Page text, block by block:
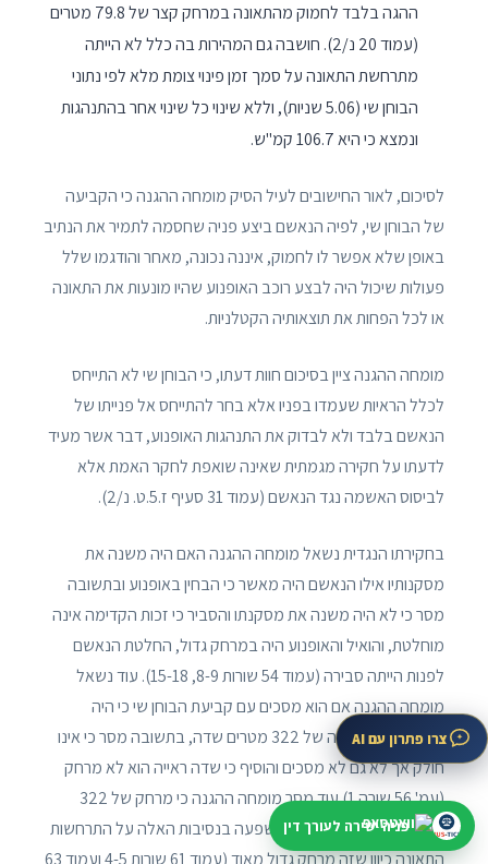
ההגה בלבד לחמוק מהתאונה במרחק קצר של 79.8 מטרים
(עמוד 20 נ/2). חושבה גם המהירות בה כלל לא הייתה
מתרחשת התאונה על סמך זמן פינוי צומת מלא לפי נתוני
הבוחן שי (5.06 שניות), וללא שינוי כל שינוי אחר בהתנהגות
ונמצא כי היא 106.7 קמ"ש.
לסיכום, לאור החישובים לעיל הסיק מומחה ההגנה כי הקביעה
של הבוחן שי, לפיה הנאשם ביצע פניה שחסמה לתמיר את הנתיב
באופן שלא אפשר לו לחמוק, איננה נכונה, מאחר והודגמו שלל
פעולות שיכול היה לבצע רוכב האופנוע שהיו מונעות את התאונה
או לכל הפחות את תוצאותיה הקטלניות.
מומחה ההגנה ציין בסיכום חוות דעתו, כי הבוחן שי לא התייחס
לכלל הראיות שעמדו בפניו אלא בחר להתייחס אל פנייתו של
הנאשם בלבד ולא לבדוק את התנהגות האופנוע, דבר אשר מעיד
לדעתו על חקירה מגמתית שאינה שואפת לחקר האמת אלא
לביסוס האשמה נגד הנאשם (עמוד 31 סעיף ז.5.ט. נ/2).
בחקירתו הנגדית נשאל מומחה ההגנה האם היה משנה את
מסקנותיו אילו הנאשם היה מאשר כי הבחין באופנוע ובתשובה
מסר כי לא היה משנה את מסקנתו והסביר כי זכות הקדימה אינה
מוחלטת, והואיל והאופנוע היה במרחק גדול, החלטת הנאשם
לפנות הייתה סבירה (עמוד 54 שורות 8-9, 15-18). עוד נשאל
מומחה ההגנה אם הוא מסכים עם קביעת הבוחן שי כי היה
לנאשם שדה ראייה של 322 מטרים שדה, בתשובה מסר כי אינו
חולק אך לא גם לא מסכים והוסיף כי שדה ראייה הוא לא מרחק
(עמ' 56 שורה 1) עוד מסר מומחה ההגנה כי מרחק של 322
מטרים הוא מרחק שאין לו השפעה בנסיבות האלה על התרחשות
התאונה כיוון שזה מרחק גדול מאוד (עמוד 61 שורות 4-5 ועמוד 63
צרו פתרון עם AI
פניה ישירה לעורך דין